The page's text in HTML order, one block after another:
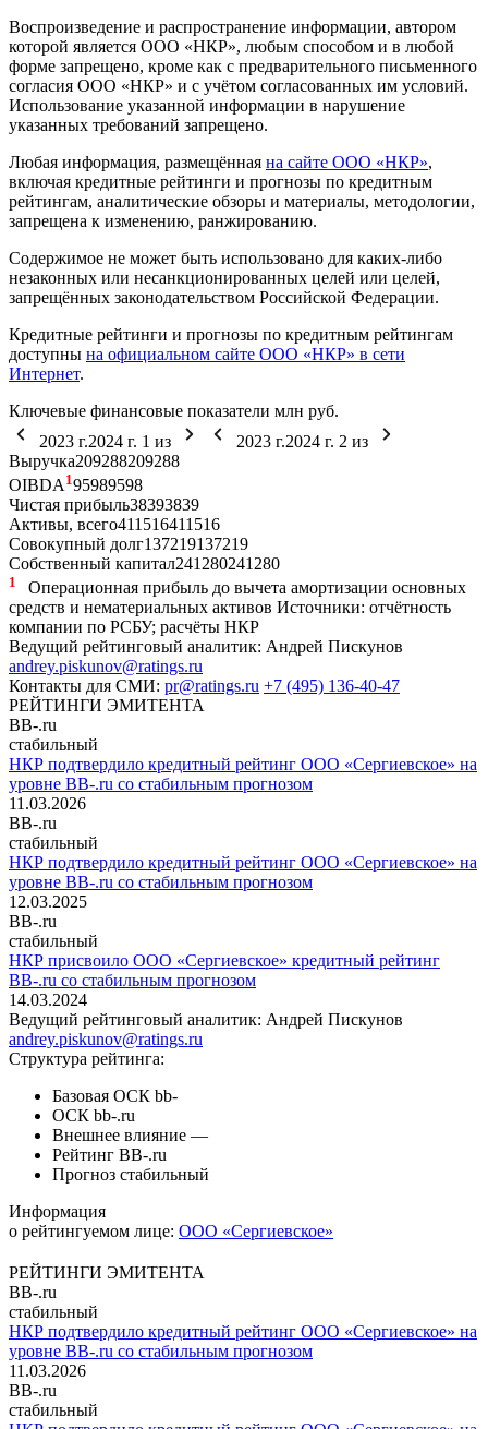
Воспроизведение и распространение информации, автором
которой является ООО «НКР», любым способом и в любой
форме запрещено, кроме как с предварительного письменного
согласия ООО «НКР» и с учётом согласованных им условий.
Использование указанной информации в нарушение
указанных требований запрещено.
Любая информация, размещённая на сайте ООО «НКР»,
включая кредитные рейтинги и прогнозы по кредитным
рейтингам, аналитические обзоры и материалы, методологии,
запрещена к изменению, ранжированию.
Содержимое не может быть использовано для каких-либо
незаконных или несанкционированных целей или целей,
запрещённых законодательством Российской Федерации.
Кредитные рейтинги и прогнозы по кредитным рейтингам
доступны на официальном сайте ООО «НКР» в сети
Интернет.
Ключевые финансовые показатели млн руб.
2023 г.2024 г. 1 из 2023 г.2024 г. 2 из
Выручка209288209288
OIBDA 195989598
Чистая прибыль38393839
Активы, всего411 516411 516
Совокупный долг137219137219
Собственный капитал241 280241 280
1
Операционная прибыль до вычета амортизации основных
средств и нематериальных активов Источники: отчётность
компании по РСБУ; расчёты НКР
Ведущий рейтинговый аналитик: Андрей Пискунов
andrey.piskunov@ratings.ru
Контакты для СМИ: pr@ratings.ru +7 (495) 136-40-47
РЕЙТИНГИ ЭМИТЕНТА
BB-.ru
стабильный
НКР подтвердило кредитный рейтинг ООО «Сергиевское» на
уровне BB-.ru со стабильным прогнозом
11.03.2026
BB-.ru
стабильный
НКР подтвердило кредитный рейтинг ООО «Сергиевское» на
уровне BB-.ru со стабильным прогнозом
12.03.2025
BB-.ru
стабильный
НКР присвоило ООО «Сергиевское» кредитный рейтинг
ВВ-.ru со стабильным прогнозом
14.03.2024
Ведущий рейтинговый аналитик: Андрей Пискунов
andrey.piskunov@ratings.ru
Структура рейтинга:
Базовая ОСК bb-
ОСК bb-.ru
Внешнее влияние —
Рейтинг BB-.ru
Прогноз стабильный
Информация
о рейтингуемом лице: ООО «Сергиевское»
РЕЙТИНГИ ЭМИТЕНТА
BB-.ru
стабильный
НКР подтвердило кредитный рейтинг ООО «Сергиевское» на
уровне BB-.ru со стабильным прогнозом
11.03.2026
BB-.ru
стабильный